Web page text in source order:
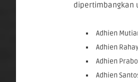
dipertimbangkan
Adhien
Adhien
Adhien
Adhien